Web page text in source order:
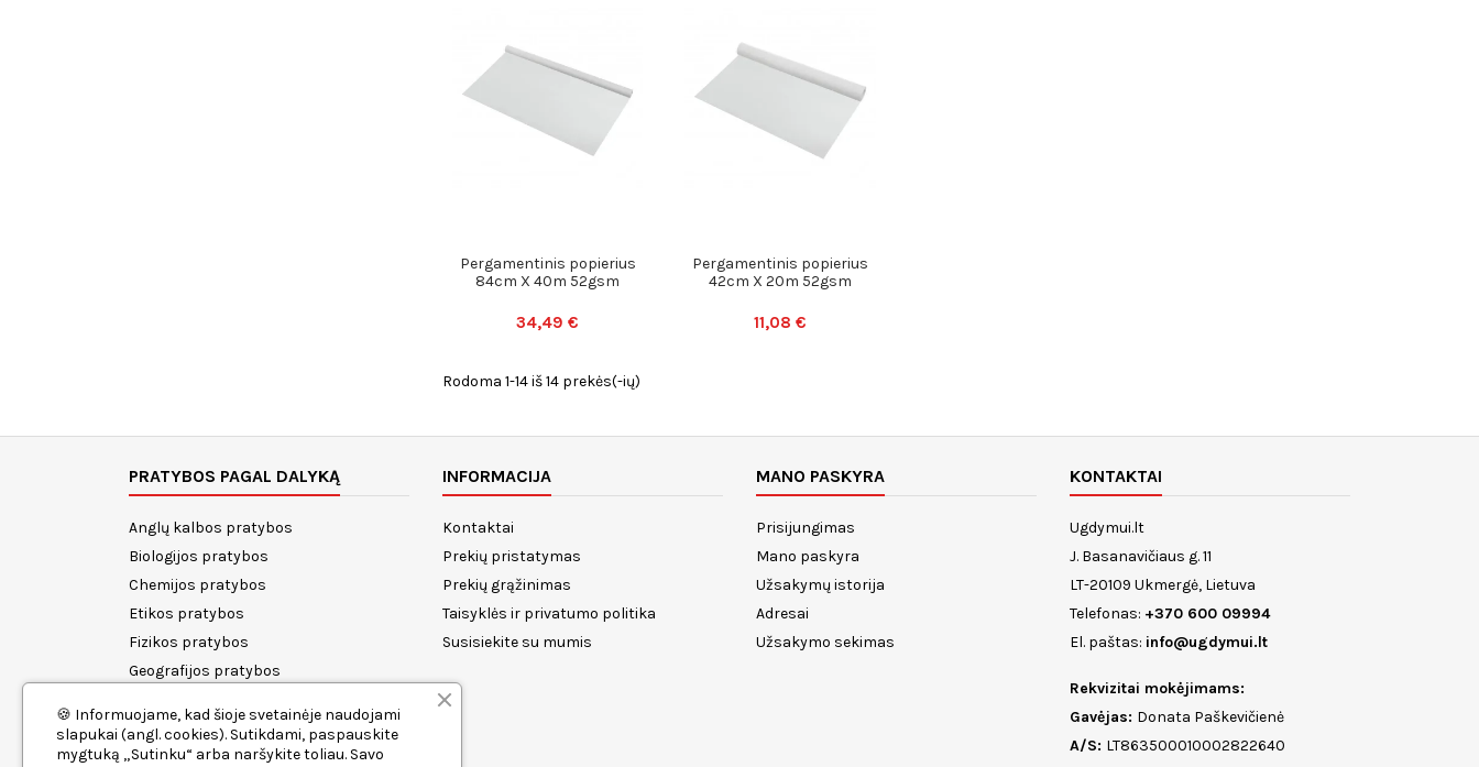
Pergamentinis popierius
84cm X 40m 52gsm
34,49 €
Pergamentinis popierius
42cm X 20m 52gsm
11,08 €
Rodoma 1-14 iš 14 prekės(-ių)
PRATYBOS PAGAL DALYKĄ
Anglų kalbos pratybos
Biologijos pratybos
Chemijos pratybos
Etikos pratybos
Fizikos pratybos
Geografijos pratybos
Lietuvių kalbos pratybos
Matematikos pratybos
INFORMACIJA
Kontaktai
Prekių pristatymas
Prekių grąžinimas
Taisyklės ir privatumo politika
Susisiekite su mumis
MANO PASKYRA
Prisijungimas
Mano paskyra
Užsakymų istorija
Adresai
Užsakymo sekimas
KONTAKTAI
Ugdymui.lt
J. Basanavičiaus g. 11
LT-20109 Ukmergė, Lietuva
Telefonas: +370 600 09994
El. paštas: info@ugdymui.lt
Rekvizitai mokėjimams:
Gavėjas: Donata Paškevičienė
A/S: LT863500010002822640
🍪 Informuojame, kad šioje svetainėje naudojami
slapukai (angl. cookies). Sutikdami, paspauskite
mygtuką „Sutinku“ arba naršykite toliau. Savo